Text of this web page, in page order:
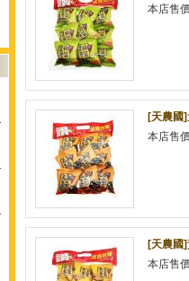
本店售
[天農國
本店售
[天農國
本店售